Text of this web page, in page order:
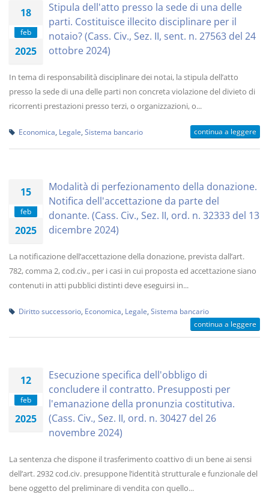
18
feb
2025
Stipula dell'atto presso la sede di una delle
parti. Costituisce illecito disciplinare per il
notaio? (Cass. Civ., Sez. II, sent. n. 27563 del 24
ottobre 2024)
In tema di responsabilità disciplinare dei notai, la stipula dell’atto
presso la sede di una delle parti non concreta violazione del divieto di
ricorrenti prestazioni presso terzi, o organizzazioni, o...
Economica Legale Sistema bancario continua a leggere
15
feb
2025
Modalità di perfezionamento della donazione.
Notifica dell'accettazione da parte del
donante. (Cass. Civ., Sez. II, ord. n. 32333 del 13
dicembre 2024)
La notificazione dell’accettazione della donazione, prevista dall’art.
782, comma 2, cod.civ., per i casi in cui proposta ed accettazione siano
contenuti in atti pubblici distinti deve eseguirsi in...
Diritto successorio Economica Legale Sistema bancario
continua a leggere
12
feb
2025
Esecuzione specifica dell'obbligo di
concludere il contratto. Presupposti per
l'emanazione della pronunzia costitutiva.
(Cass. Civ., Sez. II, ord. n. 30427 del 26
novembre 2024)
La sentenza che dispone il trasferimento coattivo di un bene ai sensi
dell’art. 2932 cod.civ. presuppone l’identità strutturale e funzionale del
bene oggetto del preliminare di vendita con quello...